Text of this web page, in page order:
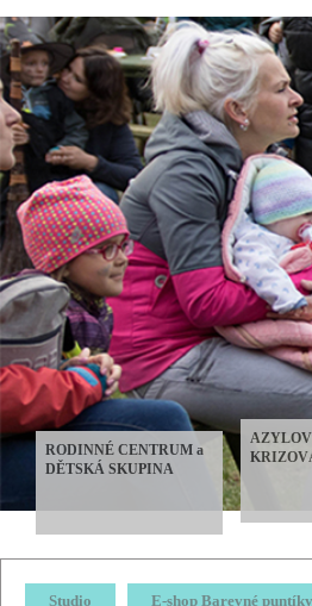
RODINNÉ CENTRUM a
DĚTSKÁ SKUPINA
Studio E-shop Barevné puntíky